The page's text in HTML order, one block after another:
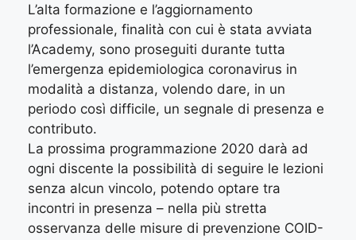
L’alta formazione e l’aggiornamento
professionale, finalità con cui è stata avviata
l’Academy, sono proseguiti durante tutta
l’emergenza epidemiologica coronavirus in
modalità a distanza, volendo dare, in un
periodo così difficile, un segnale di presenza e
contributo.
La prossima programmazione 2020 darà ad
ogni discente la possibilità di seguire le lezioni
senza alcun vincolo, potendo optare tra
incontri in presenza – nella più stretta
osservanza delle misure di prevenzione COID-